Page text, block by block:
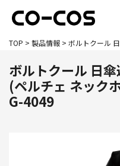
TOP > 製品情報 > ボルトクール
ボルトクール 日
(ペルチェ ネック
G-4049